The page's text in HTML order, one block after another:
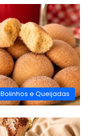
Bolinhos e Queijadas